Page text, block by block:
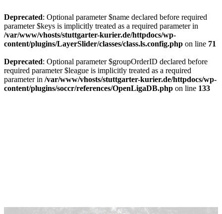
Deprecated: Optional parameter $name declared before required
parameter $keys is implicitly treated as a required parameter in
/var/www/vhosts/stuttgarter-kurier.de/httpdocs/wp-
content/plugins/LayerSlider/classes/class.ls.config.php on line 71
Deprecated: Optional parameter $groupOrderID declared before
required parameter $league is implicitly treated as a required
parameter in /var/www/vhosts/stuttgarter-kurier.de/httpdocs/wp-
content/plugins/soccr/references/OpenLigaDB.php on line 133